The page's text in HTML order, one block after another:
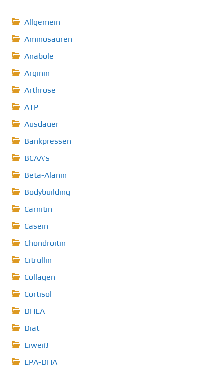
Allgemein
Aminosäuren
Anabole
Arginin
Arthrose
ATP
Ausdauer
Bankpressen
BCAA's
Beta-Alanin
Bodybuilding
Carnitin
Casein
Chondroitin
Citrullin
Collagen
Cortisol
DHEA
Diät
Eiweiß
EPA-DHA